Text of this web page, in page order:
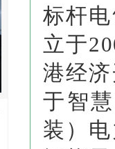
标杆
立于
港经
于智
装）